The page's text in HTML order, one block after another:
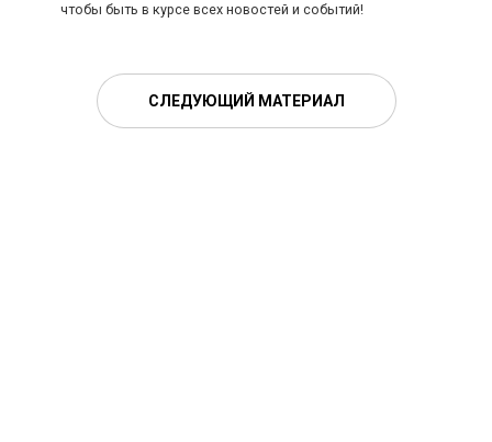
чтобы быть в курсе всех новостей и событий!
СЛЕДУЮЩИЙ МАТЕРИАЛ